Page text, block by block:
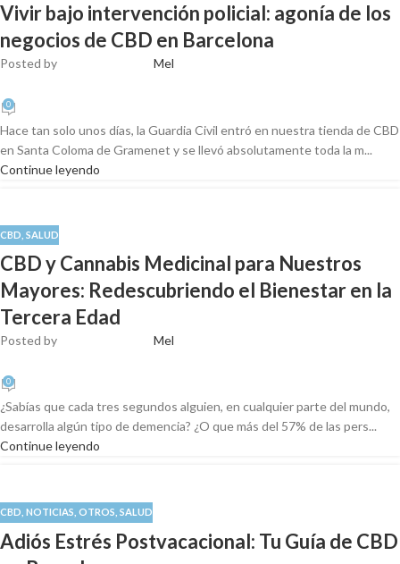
Vivir bajo intervención policial: agonía de los
negocios de CBD en Barcelona
Posted by Mel
0
Hace tan solo unos días, la Guardia Civil entró en nuestra tienda de CBD
en Santa Coloma de Gramenet y se llevó absolutamente toda la m...
Continue leyendo
CBD SALUD
CBD y Cannabis Medicinal para Nuestros
Mayores: Redescubriendo el Bienestar en la
Tercera Edad
Posted by Mel
0
¿Sabías que cada tres segundos alguien, en cualquier parte del mundo,
desarrolla algún tipo de demencia? ¿O que más del 57% de las pers...
Continue leyendo
CBD NOTICIAS OTROS SALUD
Adiós Estrés Postvacacional: Tu Guía de CBD